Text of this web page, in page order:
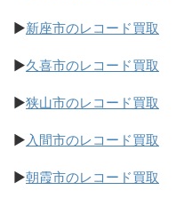
▶新座市のレコード買取
▶久喜市のレコード買取
▶狭山市のレコード買取
▶入間市のレコード買取
▶朝霞市のレコード買取